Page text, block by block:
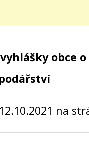
obce
na